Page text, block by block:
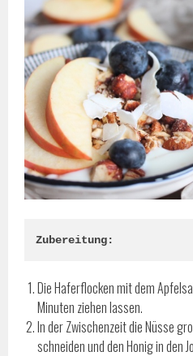
Zubereitung:
Die Haferflocken mit dem
Minuten ziehen lassen.
In der Zwischenzeit die Nüsse
schneiden und den Honig in den